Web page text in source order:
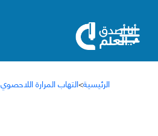
الرئيسية>التهاب المرارة اللاحصوي